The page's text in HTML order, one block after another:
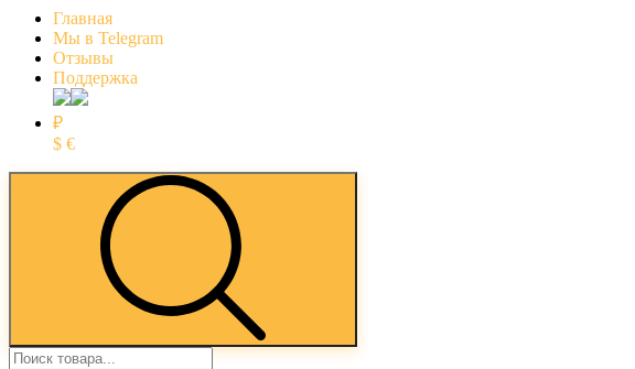
Главная
Мы в Telegram
Отзывы
Поддержка
₽
$ €